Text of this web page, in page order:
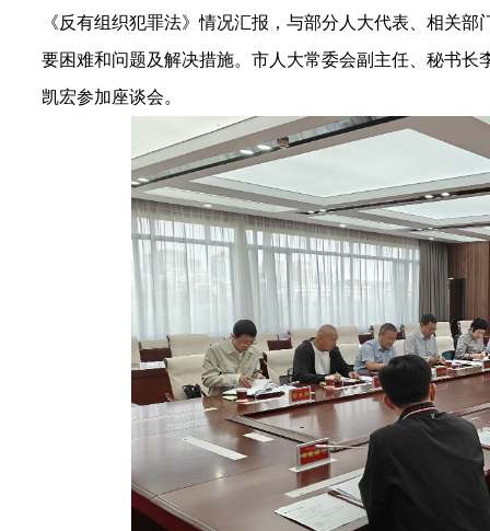
《反有组织犯罪法》情况汇报，与部分人大代表、 相关部
要困难和问题及解决措施。市人大常委会副主任、秘书长
凯宏参加座谈会。